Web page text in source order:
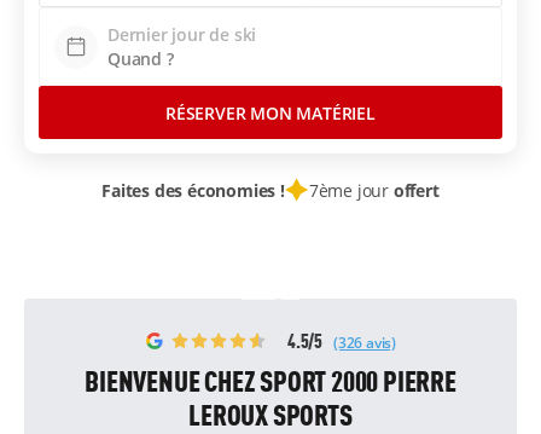
Dernier jour de ski
RÉSERVER MON MATÉRIEL
Faites des économies ! 7ème jour offert
4.5/5 (326 avis)
BIENVENUE CHEZ SPORT 2000 PIERRE
LEROUX SPORTS